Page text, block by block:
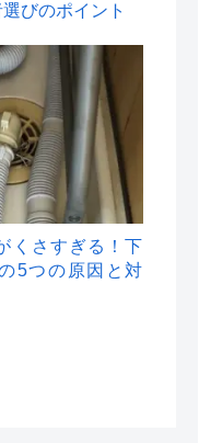
びのポイント
くさすぎる！下
5つの原因と対